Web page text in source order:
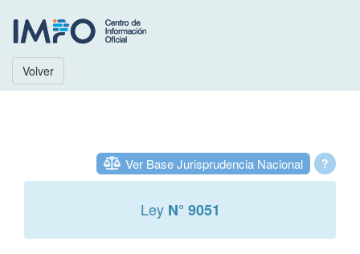
Volver
?
Ver Base Jurisprudencia Nacional
Ley N° 9051